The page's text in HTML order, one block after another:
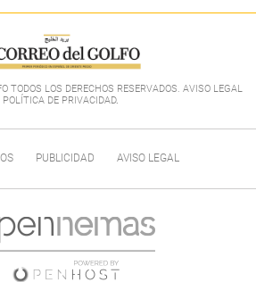
TODOS LOS DERECHOS RESERVADOS. AVISO LEGAL
POLÍTICA DE PRIVACIDAD.
PUBLICIDAD AVISO LEGAL